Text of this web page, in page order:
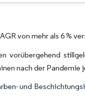
von mehr als 6 %
vorübergehend
nach der Pandemie
und